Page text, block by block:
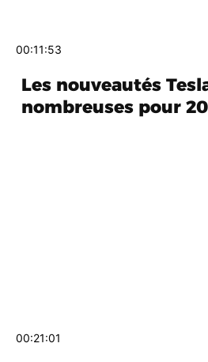
00:11:53
Les nouveautés
nombreuses pour
00:21:01